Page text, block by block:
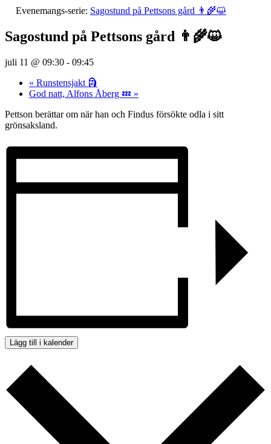
Evenemangs-serie: Sagostund på Pettsons gård 👨‍🌾😺
Sagostund på Pettsons gård 👨‍🌾😺
juli 11 @ 09:30 - 09:45
« Runstensjakt 🗿
God natt, Alfons Åberg 💤 »
Pettson berättar om när han och Findus försökte odla i sitt
grönsaksland.
Lägg till i kalender